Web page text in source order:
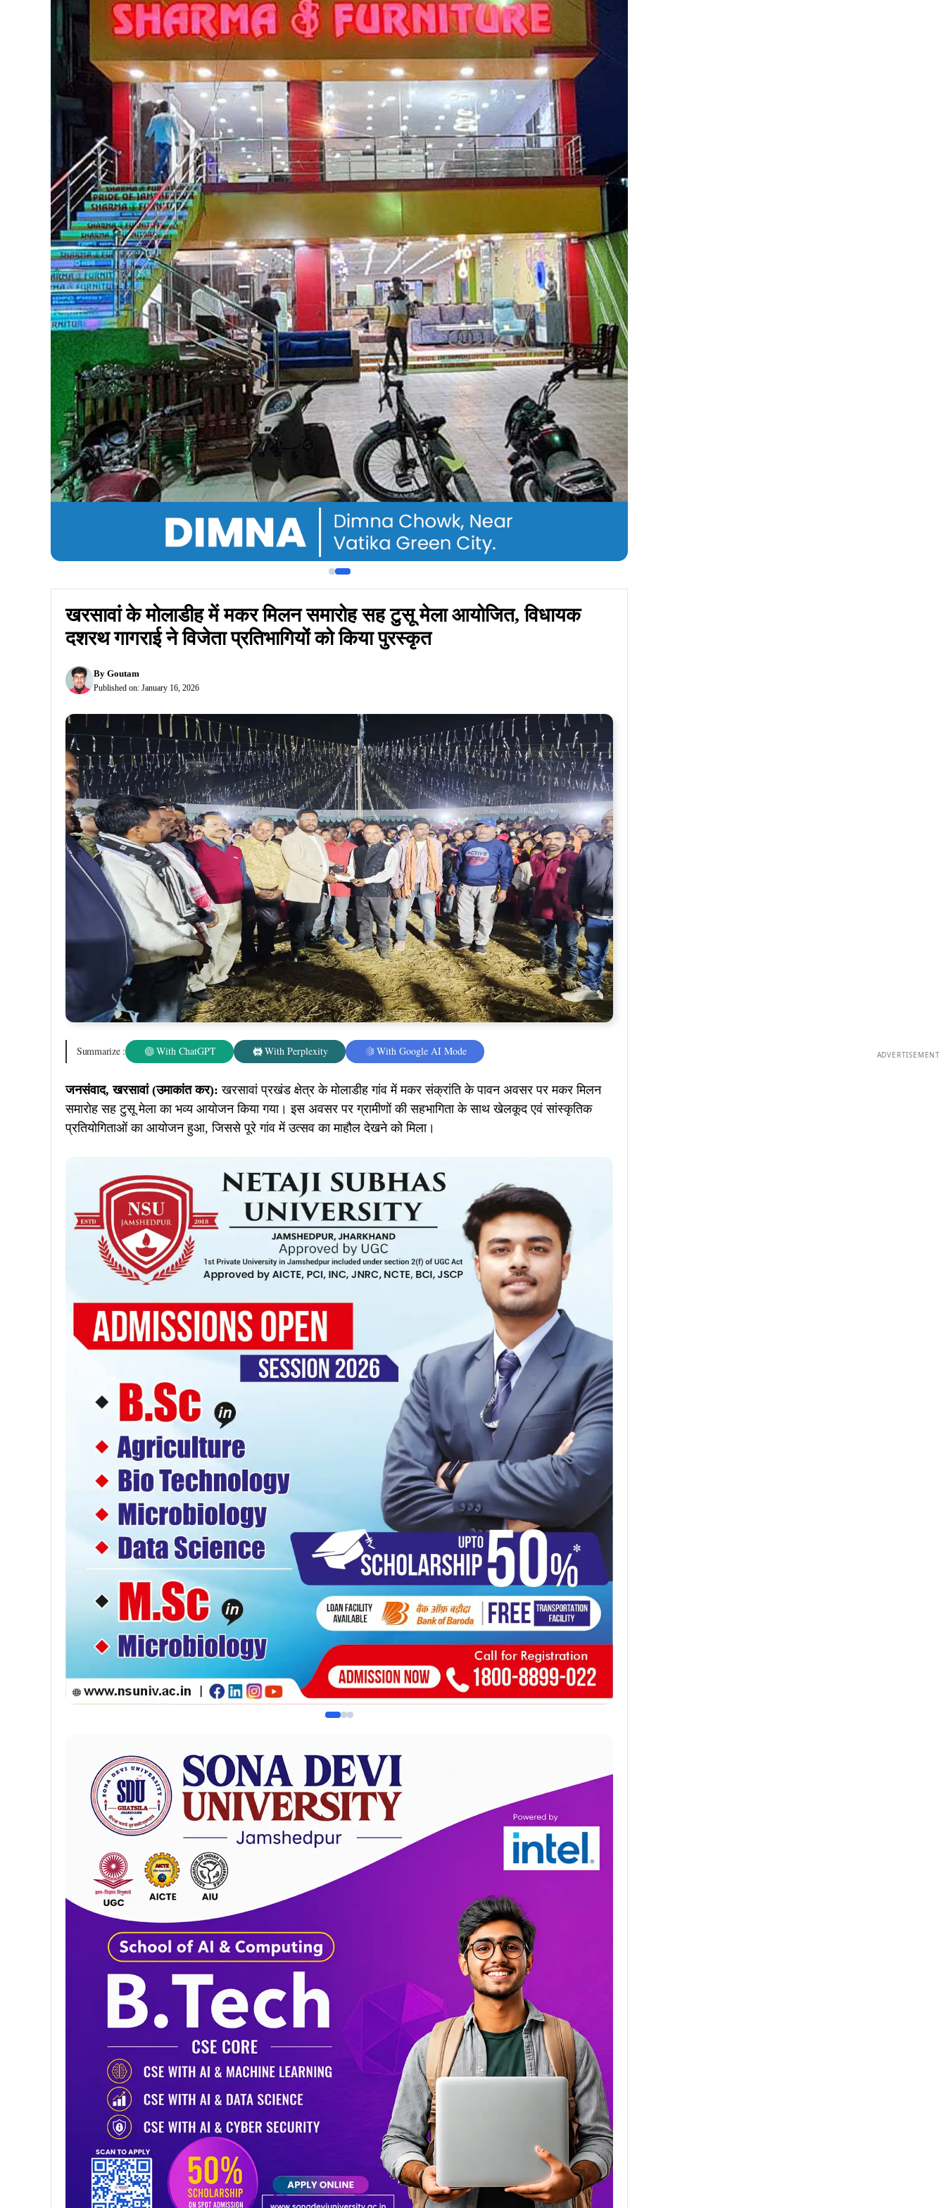
खरसावां के मोलाडीह में मकर मिलन समारोह सह टुसू मेला आयोजित, विधायक
दशरथ गागराई ने विजेता प्रतिभागियों को किया पुरस्कृत
By Goutam
Published on: January 16, 2026
Summarize : With ChatGPT With Perplexity With Google AI Mode
जनसंवाद, खरसावां (उमाकांत कर): खरसावां प्रखंड क्षेत्र के मोलाडीह गांव में मकर संक्रांति के पावन अवसर पर मकर मिलन
समारोह सह टुसू मेला का भव्य आयोजन किया गया। इस अवसर पर ग्रामीणों की सहभागिता के साथ खेलकूद एवं सांस्कृतिक
प्रतियोगिताओं का आयोजन हुआ, जिससे पूरे गांव में उत्सव का माहौल देखने को मिला।
ADVERTISEMENT